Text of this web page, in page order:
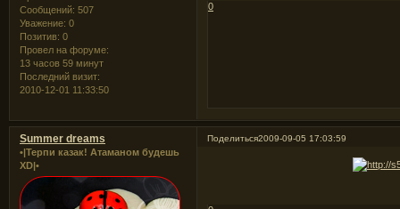
Сообщений: 507
Уважение: 0
Позитив: 0
Провел на форуме:
13 часов 59 минут
Последний визит:
2010-12-01 11:33:50
0
Поделиться2009-09-05 17:03:59
Summer dreams
•|Терпи казак! Атаманом будешь
XD|•